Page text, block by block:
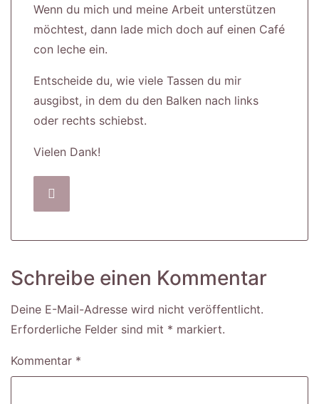
Wenn du mich und meine Arbeit unterstützen
möchtest, dann lade mich doch auf einen Café
con leche ein.
Entscheide du, wie viele Tassen du mir
ausgibst, in dem du den Balken nach links
oder rechts schiebst.
Vielen Dank!
Schreibe einen Kommentar
Deine E-Mail-Adresse wird nicht veröffentlicht.
Erforderliche Felder sind mit * markiert
Kommentar *